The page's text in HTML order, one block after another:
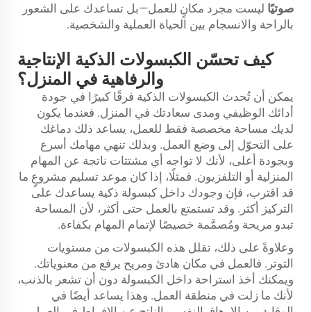
صوتيًا ليست مجرد مكانٍ للعمل—بل تساعدك على الشعور
بالراحة والانسجام بين الحياة العملية والشخصية.
كيف تحسّن الكبسولات الذكية الإنتاجية
والرفاهية في المنزل؟
يمكن أن تُحدث الكبسولات الذكية فرقًا كبيرًا في جودة
أدائك الوظيفي ومدى سعادتك في المنزل. فعندما يكون
لديك مساحة مخصصة فقط للعمل، يساعد ذلك دماغك
على التحوّل إلى وضع العمل. وبذلك تنهي مهامك أسرع
وبجودة أعلى، لأنك لا تواجه أي مشتتات ناتجة عن المهام
المنزلية أو التلفزيون. فمثلًا، إذا كان موعد تسليم مشروعٍ ما
قد اقترب، فإن وجودك داخل كبسولة ذكية يساعدك على
التركيز أكثر. وقد تستمتع بالعمل حتى أكثر، لأن المساحة
تبدو مريحة ومُصمَّمة خصيصًا لإتمام المهام بكفاءة.
وعلاوةً على ذلك، تقلل هذه الكبسولات من مستويات
التوتر. فالعمل في مكان هادئ ومريح يرفع من معنوياتك.
ويمكنك أخذ استراحة داخل الكبسولة دون أن تشعر بالذنب،
لأنك ما زلت في منطقة العمل. وهذا يساعد أيضًا في